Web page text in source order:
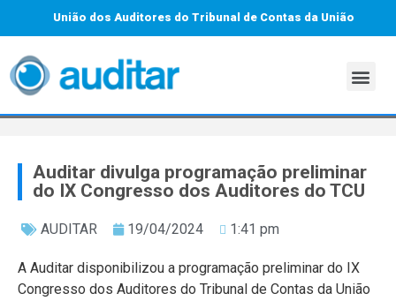
União dos Auditores do Tribunal de Contas da União
Auditar divulga programação preliminar
do IX Congresso dos Auditores do TCU
AUDITAR 19/04/2024 1:41 pm
A Auditar disponibilizou a programação preliminar do IX
Congresso dos Auditores do Tribunal de Contas da União